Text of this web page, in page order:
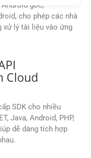
gốc,
cho phép các nhà
xử lý tài liệu vào ứng
Cloud
SDK cho nhiều
Java, Android, PHP,
dễ dàng tích hợp